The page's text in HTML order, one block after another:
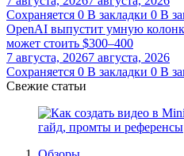
Сохраняется 0 В закладки 0 В
OpenAI выпустит умную
может стоить $300–400
7 августа, 20267 августа, 2026
Сохраняется 0 В закладки 0 В
Свежие статьи